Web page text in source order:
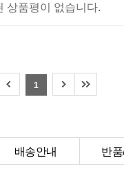
상품평이 없습니다.
1
배송안내 반